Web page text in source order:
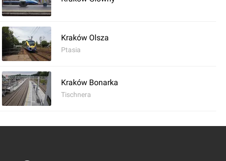
komentarz
Kraków Olsza
Ptasia
Kraków Bonarka
Tischnera